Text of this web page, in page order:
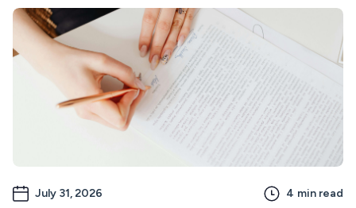
July 31, 2026 4 min read